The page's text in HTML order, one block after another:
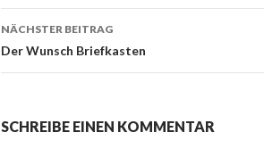
Navigation
NÄCHSTER BEITRAG
Der Wunsch Briefkasten
SCHREIBE EINEN KOMMENTAR